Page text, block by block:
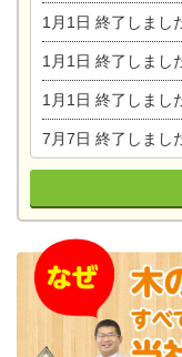
1月1日 終了しました
1月1日 終了しました）12
1月1日 終了しました）１２
7月7日 終了しました）7月7・8日（土・日